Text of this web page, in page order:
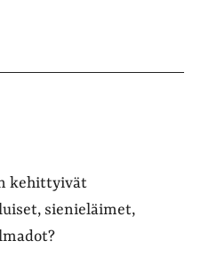
kehittyivät
sienieläimet,